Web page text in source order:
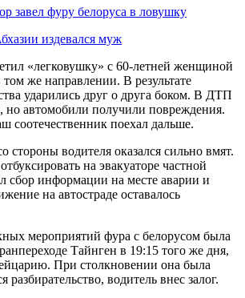
завел фуру белоруса в ловушку
издевался муж
«легковушку» с 60-летней женщиной
же направлении. В результате
ударились друг о друга боком. В ДТП
но автомобили получили повреждения.
соотечественник поехал дальше.
стороны водителя оказался сильно вмят.
на эвакуаторе частной
сбор информации на месте аварии и
на автостраде оставалось
мероприятий фура с белорусом была
Тайнген в 19:15 того же дня,
При столкновении она была
разбирательство, водитель внес залог.